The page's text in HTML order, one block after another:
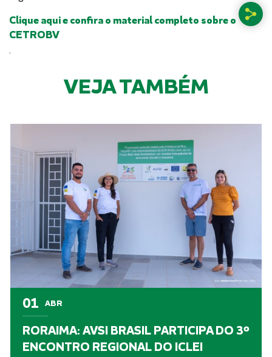
Clique aqui e confira o material completo sobre o
CETROBV
.
VEJA TAMBÉM
01 ABR
RORAIMA: AVSI BRASIL PARTICIPA DO 3º
ENCONTRO REGIONAL DO ICLEI